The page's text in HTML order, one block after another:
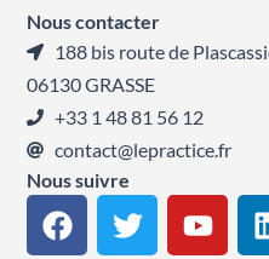
Nous contacter
188 bis route de
06130 GRASSE
+33 1 48 81 56 12
contact@lepractice.fr
Nous suivre
F
a
T
w
Y
o